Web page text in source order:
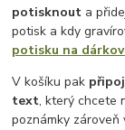
potisknout a
potisk a kdy
potisku na
V košíku pak
text, který chcete
poznámky zároveň